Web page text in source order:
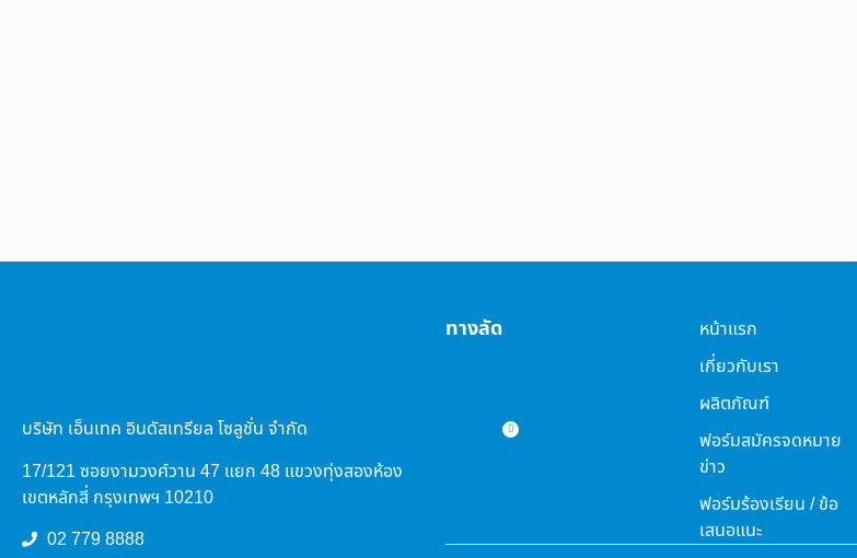
บริษัท เอ็นเทค อินดัสเทรียล โซลูชั่น จำกัด
17/121 ซอยงามวงศ์วาน 47 แยก 48 แขวงทุ่งสองห้อง
เขตหลักสี่ กรุงเทพฯ 10210
02 779 8888
ทางลัด
หน้าแรก
เกี่ยวกับเรา
ผลิตภัณฑ์
ฟอร์มสมัครจดหมาย
ข่าว
ฟอร์มร้องเรียน / ข้อ
เสนอแนะ